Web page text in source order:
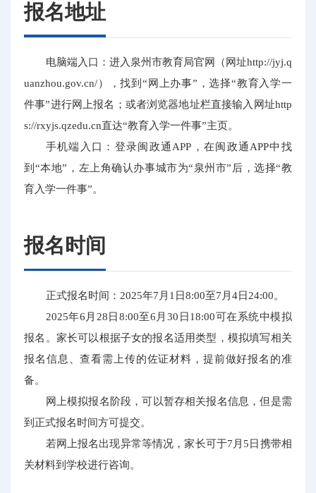
报名地址
电脑端入口：进入泉州市教育局官网（网址http://jyj.q
uanzhou.gov.cn/），找到“网上办事”，选择“教育入学一
件事”进行网上报名；或者浏览器地址栏直接输入网址http
s://rxyjs.qzedu.cn直达“教育入学一件事”主页。
手机端入口：登录闽政通APP，在闽政通APP中找
到“本地”，左上角确认办事城市为“泉州市”后，选择“教
育入学一件事”。
报名时间
正式报名时间：2025年7月1日8:00至7月4日24:00。
2025年6月28日8:00至6月30日18:00可在系统中模拟
报名。家长可以根据子女的报名适用类型，模拟填写相关
报名信息、查看需上传的佐证材料，提前做好报名的准
备。
网上模拟报名阶段，可以暂存相关报名信息，但是需
到正式报名时间方可提交。
若网上报名出现异常等情况，家长可于7月5日携带相
关材料到学校进行咨询。